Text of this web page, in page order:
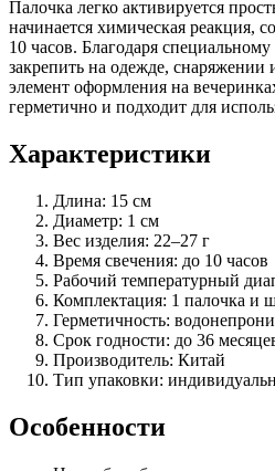
Палочка легко активируется
начинается химическая реакция,
10 часов. Благодаря
закрепить на одежде, снаряжении
элемент оформления на
герметично и подходит для
Характеристики
Длина: 15 см
Диаметр: 1 см
Вес изделия: 22–27 г
Время свечения: до 10 часов
Рабочий температурный
Комплектация: 1 палочка и
Герметичность:
Срок годности: до 36
Производитель: Китай
Тип упаковки:
Особенности